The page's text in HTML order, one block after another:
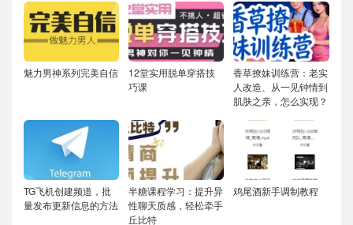
魅力男神系列完美自信
12堂实用脱单穿搭技
巧课
香草撩妹训练营：老实
人改造、从一见钟情到
肌肤之亲，怎么实现？
TG飞机创建频道，批
量发布更新信息的方法
半糖课程学习：提升异
性聊天质感，轻松牵手
丘比特
鸡尾酒新手调制教程